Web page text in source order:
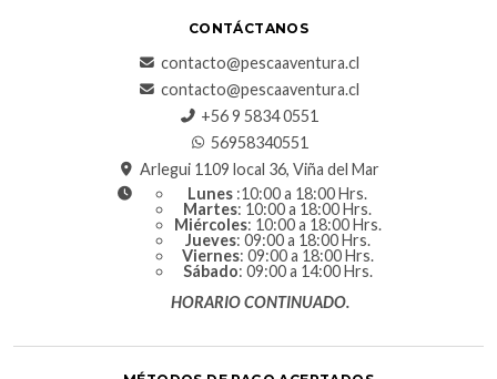
CONTÁCTANOS
contacto@pescaaventura.cl
contacto@pescaaventura.cl
+56 9 5834 0551
56958340551
Arlegui 1109 local 36, Viña del Mar
Lunes :10:00 a 18:00 Hrs.
Martes: 10:00 a 18:00 Hrs.
Miércoles: 10:00 a 18:00 Hrs.
Jueves: 09:00 a 18:00 Hrs.
Viernes: 09:00 a 18:00 Hrs.
Sábado: 09:00 a 14:00 Hrs.
HORARIO CONTINUADO.